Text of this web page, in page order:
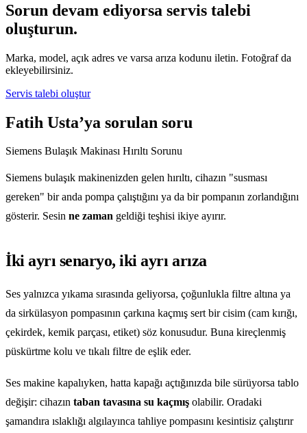
Sorun devam ediyorsa servis talebi
oluşturun.
Marka, model, açık adres ve varsa arıza kodunu iletin. Fotoğraf da
ekleyebilirsiniz.
Servis talebi oluştur
Fatih Usta’ya sorulan soru
Siemens Bulaşık Makinası Hırıltı Sorunu
Siemens bulaşık makinenizden gelen hırıltı, cihazın "susması
gereken" bir anda pompa çalıştığını ya da bir pompanın zorlandığını
gösterir. Sesin ne zaman geldiği teşhisi ikiye ayırır.
İki ayrı senaryo, iki ayrı arıza
Ses yalnızca yıkama sırasında geliyorsa, çoğunlukla filtre altına ya
da sirkülasyon pompasının çarkına kaçmış sert bir cisim (cam kırığı,
çekirdek, kemik parçası, etiket) söz konusudur. Buna kireçlenmiş
püskürtme kolu ve tıkalı filtre de eşlik eder.
Ses makine kapalıyken, hatta kapağı açtığınızda bile sürüyorsa tablo
değişir: cihazın taban tavasına su kaçmış olabilir. Oradaki
şamandıra ıslaklığı algılayınca tahliye pompasını kesintisiz çalıştırır